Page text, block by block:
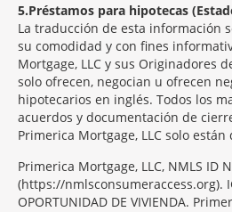
5 Préstamos para hipotecas
La traducción de esta información
su comodidad y con fines
Mortgage, LLC y sus Originadores
solo ofrecen, negocian u ofrecen
hipotecarios en inglés. Todos los
acuerdos y documentación de
Primerica Mortgage, LLC solo
Primerica Mortgage, LLC, NMLS ID
(https://nmlsconsumeraccess.org).
OPORTUNIDAD DE VIVIENDA.